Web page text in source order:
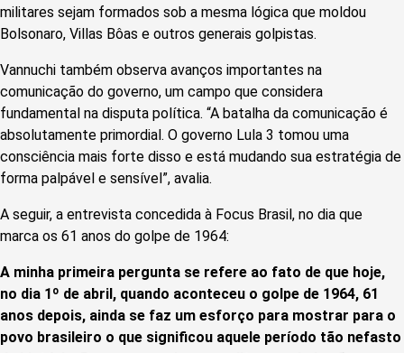
militares sejam formados sob a mesma lógica que moldou
Bolsonaro, Villas Bôas e outros generais golpistas.
Vannuchi também observa avanços importantes na
comunicação do governo, um campo que considera
fundamental na disputa política. “A batalha da comunicação é
absolutamente primordial. O governo Lula 3 tomou uma
consciência mais forte disso e está mudando sua estratégia de
forma palpável e sensível”, avalia.
A seguir, a entrevista concedida à Focus Brasil, no dia que
marca os 61 anos do golpe de 1964:
A minha primeira pergunta se refere ao fato de que hoje,
no dia 1º de abril, quando aconteceu o golpe de 1964, 61
anos depois, ainda se faz um esforço para mostrar para o
povo brasileiro o que significou aquele período tão nefasto